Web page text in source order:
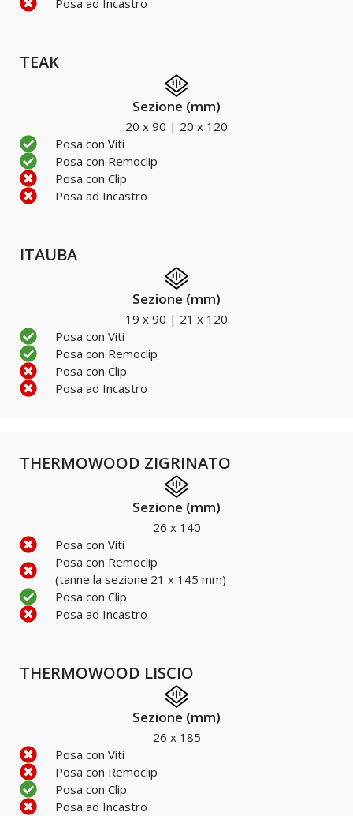
Posa ad Incastro
TEAK
Sezione (mm)
20 x 90 | 20 x 120
Posa con Viti
Posa con Remoclip
Posa con Clip
Posa ad Incastro
ITAUBA
Sezione (mm)
19 x 90 | 21 x 120
Posa con Viti
Posa con Remoclip
Posa con Clip
Posa ad Incastro
THERMOWOOD ZIGRINATO
Sezione (mm)
26 x 140
Posa con Viti
Posa con Remoclip
(tanne la sezione 21 x 145 mm)
Posa con Clip
Posa ad Incastro
THERMOWOOD LISCIO
Sezione (mm)
26 x 185
Posa con Viti
Posa con Remoclip
Posa con Clip
Posa ad Incastro